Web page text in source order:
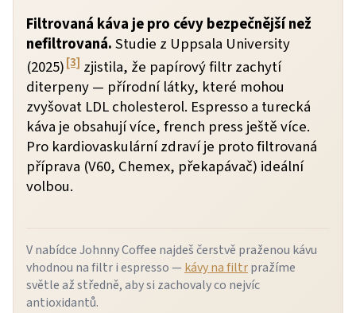
Filtrovaná káva je pro cévy bezpečnější než
nefiltrovaná.Studie z Uppsala University
(2025)[3] zjistila, že papírový filtr zachytí
diterpeny — přírodní látky, které mohou
zvyšovat LDL cholesterol. Espresso a turecká
káva je obsahují více, french press ještě více.
Pro kardiovaskulární zdraví je proto filtrovaná
příprava (V60, Chemex, překapávač) ideální
volbou.
V nabídce Johnny Coffee najdeš čerstvě praženou kávu
vhodnou na filtr i espresso — kávy na filtrpražíme
světle až středně, aby si zachovaly co nejvíc
antioxidantů.